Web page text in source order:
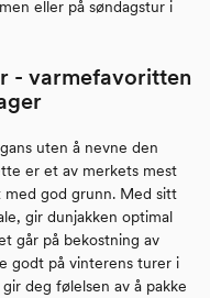
eller på søndagstur i
- varmefavoritten
uten å nevne den
er et av merkets mest
med god grunn. Med sitt
gir dunjakken optimal
går på bekostning av
godt på vinterens turer i
deg følelsen av å pakke